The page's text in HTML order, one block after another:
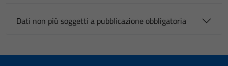
Dati non più soggetti a pubblicazione obbligatoria